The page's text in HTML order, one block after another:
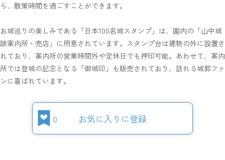
ら、散策時間を過ごすことができます。
お城巡りの楽しみである「日本100名城スタンプ」は、園内の「山中城
跡案内所・売店」に用意されています。スタンプ台は建物の外に設置さ
れており、案内所の営業時間外や定休日でも押印可能。あわせて、案内
所では登城の記念となる「御城印」も販売されており、訪れる城郭ファ
ンに喜ばれています。
0 お気に入りに登録